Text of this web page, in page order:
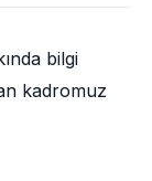
bilgi
kadromuz